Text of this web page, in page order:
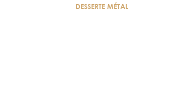
DESSERTE MÉTAL